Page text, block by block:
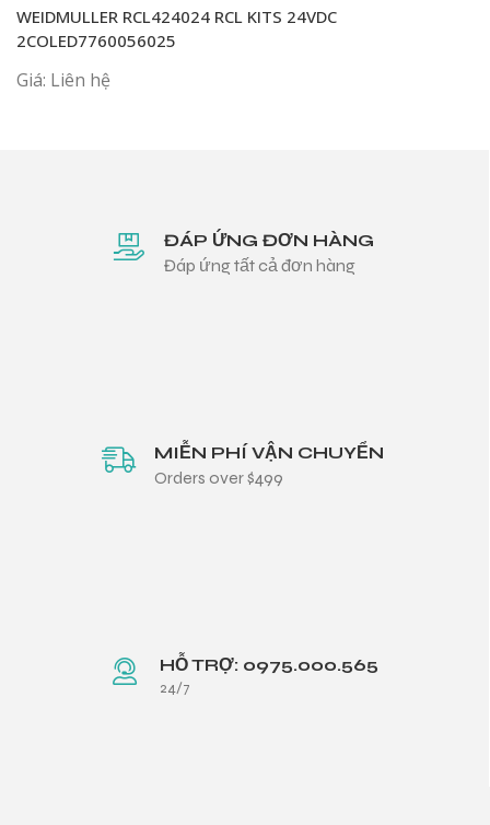
WEIDMULLER RCL424024 RCL KITS 24VDC
2COLED7760056025
Giá: Liên hệ
ĐÁP ỨNG ĐƠN HÀNG
Đáp ứng tất cả đơn hàng
MIỄN PHÍ VẬN CHUYỂN
Orders over $499
HỖ TRỢ: 0975.000.565
24/7